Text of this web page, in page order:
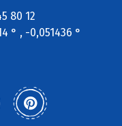
80 12
° , -0,051436 °